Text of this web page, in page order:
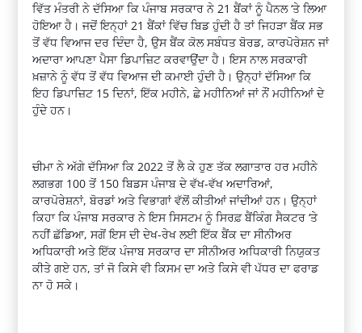
ਵਿੱਤ ਮੰਤਰੀ ਨੇ ਦੱਸਿਆ ਕਿ ਪੰਜਾਬ ਸਰਕਾਰ ਨੇ 21 ਬੈਂਕਾਂ ਨੂੰ ਪੈਨਲ ‘ਤੇ ਲਿਆ
ਹੋਇਆ ਹੈ। ਜਦੋਂ ਇਨ੍ਹਾਂ 21 ਬੈਂਕਾਂ ਵਿੱਚ ਬਿਡ ਹੁੰਦੀ ਹੈ ਤਾਂ ਜਿਹੜਾ ਬੈਂਕ ਸਭ
ਤੋਂ ਵੱਧ ਵਿਆਜ ਦਰ ਦਿੰਦਾ ਹੈ, ਉਸ ਬੈਂਕ ਕੋਲ ਸਬੰਧਤ ਬੋਰਡ, ਕਾਰਪੋਰੇਸ਼ਨ ਜਾਂ
ਅਦਾਰਾ ਆਪਣਾ ਪੈਸਾ ਡਿਪਾਜ਼ਿਟ ਕਰਵਾਉਂਦਾ ਹੈ। ਇਸ ਨਾਲ ਸਰਕਾਰੀ
ਖ਼ਜ਼ਾਨੇ ਨੂੰ ਵੱਧ ਤੋਂ ਵੱਧ ਵਿਆਜ ਦੀ ਕਮਾਈ ਹੁੰਦੀ ਹੈ। ਉਨ੍ਹਾਂ ਦੱਸਿਆ ਕਿ
ਇਹ ਡਿਪਾਜ਼ਿਟ 15 ਦਿਨਾਂ, ਇੱਕ ਮਹੀਨੇ, ਛੇ ਮਹੀਨਿਆਂ ਜਾਂ ਨੌਂ ਮਹੀਨਿਆਂ ਦੇ
ਹੁੰਦੇ ਹਨ।
ਚੀਮਾ ਨੇ ਅੱਗੇ ਦੱਸਿਆ ਕਿ 2022 ਤੋਂ ਲੈ ਕੇ ਹੁਣ ਤੱਕ ਲਗਾਤਾਰ ਹਰ ਮਹੀਨੇ
ਲਗਭਗ 100 ਤੋਂ 150 ਬਿਡਸ ਪੰਜਾਬ ਦੇ ਵੱਖ-ਵੱਖ ਅਦਾਰਿਆਂ,
ਕਾਰਪੋਰੇਸ਼ਨਾਂ, ਬੋਰਡਾਂ ਅਤੇ ਵਿਭਾਗਾਂ ਵੱਲੋਂ ਕੀਤੀਆਂ ਜਾਂਦੀਆਂ ਹਨ। ਉਨ੍ਹਾਂ
ਕਿਹਾ ਕਿ ਪੰਜਾਬ ਸਰਕਾਰ ਨੇ ਇਸ ਸਿਸਟਮ ਨੂੰ ਸਿਰਫ਼ ਬੈਂਕਿੰਗ ਸੈਕਟਰ ‘ਤੇ
ਨਹੀਂ ਛੱਡਿਆ, ਸਗੋਂ ਇਸ ਦੀ ਦੇਖ-ਰੇਖ ਲਈ ਇੱਕ ਬੈਂਕ ਦਾ ਸੀਨੀਅਰ
ਅਧਿਕਾਰੀ ਅਤੇ ਇੱਕ ਪੰਜਾਬ ਸਰਕਾਰ ਦਾ ਸੀਨੀਅਰ ਅਧਿਕਾਰੀ ਨਿਯੁਕਤ
ਕੀਤੇ ਗਏ ਹਨ, ਤਾਂ ਜੋ ਕਿਸੇ ਵੀ ਕਿਸਮ ਦਾ ਅਤੇ ਕਿਸੇ ਵੀ ਪੱਧਰ ਦਾ ਫਰਾਡ
ਨਾ ਹੋ ਸਕੇ।